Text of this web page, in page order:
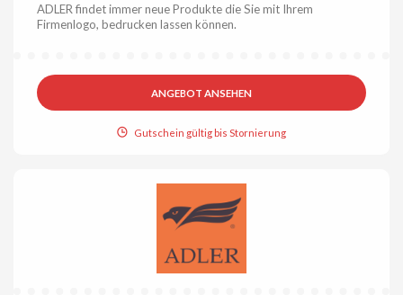
ADLER findet immer neue Produkte die Sie mit Ihrem
Firmenlogo, bedrucken lassen können.
ANGEBOT ANSEHEN
Gutschein gültig bis Stornierung